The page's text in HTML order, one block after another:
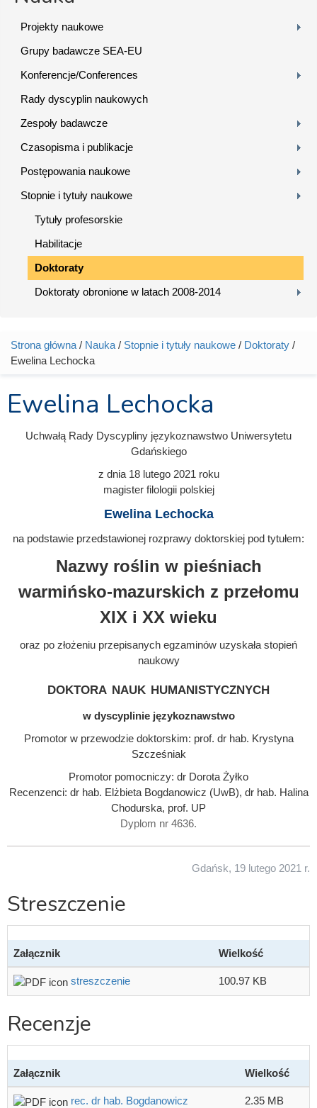
Projekty naukowe
Grupy badawcze SEA-EU
Konferencje/Conferences
Rady dyscyplin naukowych
Zespoły badawcze
Czasopisma i publikacje
Postępowania naukowe
Stopnie i tytuły naukowe
Tytuły profesorskie
Habilitacje
Doktoraty
Doktoraty obronione w latach 2008-2014
Jesteś tutaj
Strona główna / Nauka / Stopnie i tytuły naukowe / Doktoraty /
Ewelina Lechocka
Ewelina Lechocka
Uchwałą Rady Dyscypliny językoznawstwo Uniwersytetu
Gdańskiego
z dnia 18 lutego 2021 roku
magister filologii polskiej
Ewelina Lechocka
na podstawie przedstawionej rozprawy doktorskiej pod tytułem:
Nazwy roślin w pieśniach
warmińsko-mazurskich z przełomu
XIX i XX wieku
oraz po złożeniu przepisanych egzaminów uzyskała stopień
naukowy
doktora nauk humanistycznych
w dyscyplinie językoznawstwo
Promotor w przewodzie doktorskim: prof. dr hab. Krystyna
Szcześniak
Promotor pomocniczy: dr Dorota Żyłko
Recenzenci: dr hab. Elżbieta Bogdanowicz (UwB), dr hab. Halina
Chodurska, prof. UP
Dyplom nr 4636.
Gdańsk, 19 lutego 2021 r.
Streszczenie
Załącznik Wielkość
streszczenie 100.97 KB
Recenzje
Załącznik Wielkość
rec. dr hab. Bogdanowicz 2.35 MB